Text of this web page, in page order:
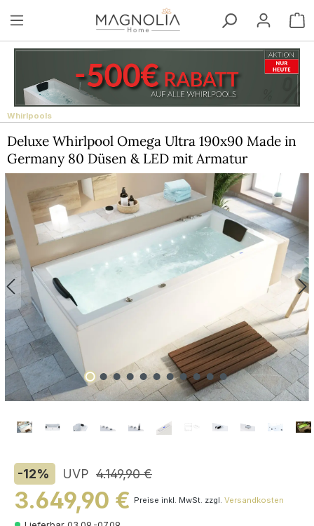
Zum Hauptinhalt springen
Whirlpools
Deluxe Whirlpool Omega Ultra 190x90 Made in
Germany 80 Düsen & LED mit Armatur
Bildergalerie überspringen
-12% UVP 4.149,90 €
3.649,90 € Preise inkl. MwSt. zzgl. Versandkosten